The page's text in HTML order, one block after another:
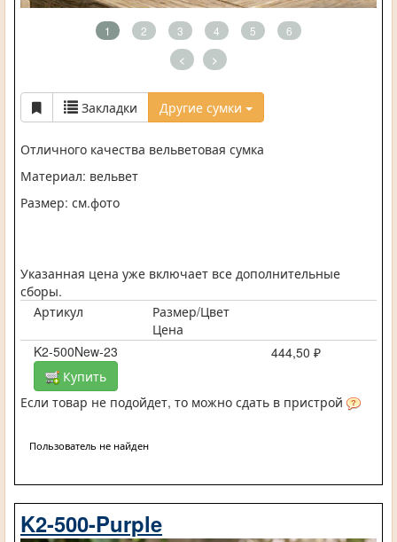
1 2 3 4 5 6
< >
Закладки Другие сумки
Отличного качества вельветовая сумка
Материал: вельвет
Размер: см.фото
Указанная цена уже включает все дополнительные
сборы.
Артикул
Размер/Цвет
Цена
K2-500New-23
444,50 ₽
Купить
Если товар не подойдет, то можно сдать в пристрой
Пользователь не найден
K2-500-Purple